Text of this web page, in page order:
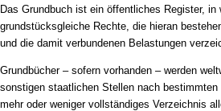
Das Grundbuch ist ein öffentliches Register,
grundstücksgleiche Rechte, die hieran
und die damit verbundenen Belastungen
Grundbücher – sofern vorhanden – werden
sonstigen staatlichen Stellen nach
mehr oder weniger vollständiges Verzeichnis